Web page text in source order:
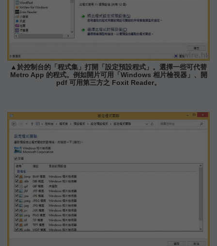
▲於控制台的「程式集」打開「設定預設程式」。選擇一些可代替
Metro App 的程式。例如開片可用「Windows 相片檢視器」、開
pdf 可用第三方之 Foxit Reader。